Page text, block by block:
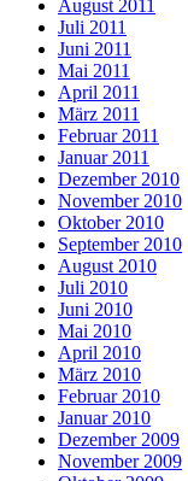
August 2011
Juli 2011
Juni 2011
Mai 2011
April 2011
März 2011
Februar 2011
Januar 2011
Dezember 2010
November 2010
Oktober 2010
September 2010
August 2010
Juli 2010
Juni 2010
Mai 2010
April 2010
März 2010
Februar 2010
Januar 2010
Dezember 2009
November 2009